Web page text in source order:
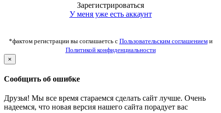
Зарегистрироваться
У меня уже есть аккаунт
*фактом регистрации вы соглашаетсь с Пользовательским соглашениеми
Политикой конфиденциальности
×
Сообщить об ошибке
Друзья! Мы все время стараемся сделать сайт лучше. Очень
надеемся, что новая версия нашего сайта порадует вас